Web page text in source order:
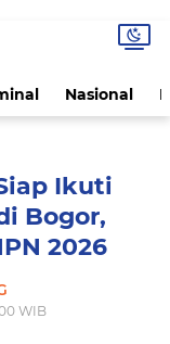
Nasional
Ikuti
Bogor,
2026
WIB